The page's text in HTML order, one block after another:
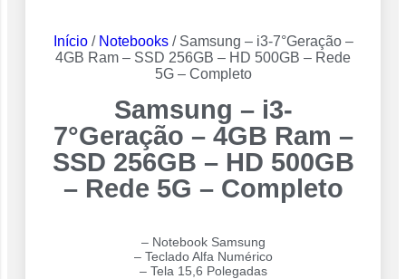
Início/ Notebooks/ Samsung – i3-7°Geração –
4GB Ram – SSD 256GB – HD 500GB – Rede
5G – Completo
Samsung – i3-
7°Geração – 4GB Ram –
SSD 256GB – HD 500GB
– Rede 5G – Completo
– Notebook Samsung
– Teclado Alfa Numérico
– Tela 15,6 Polegadas